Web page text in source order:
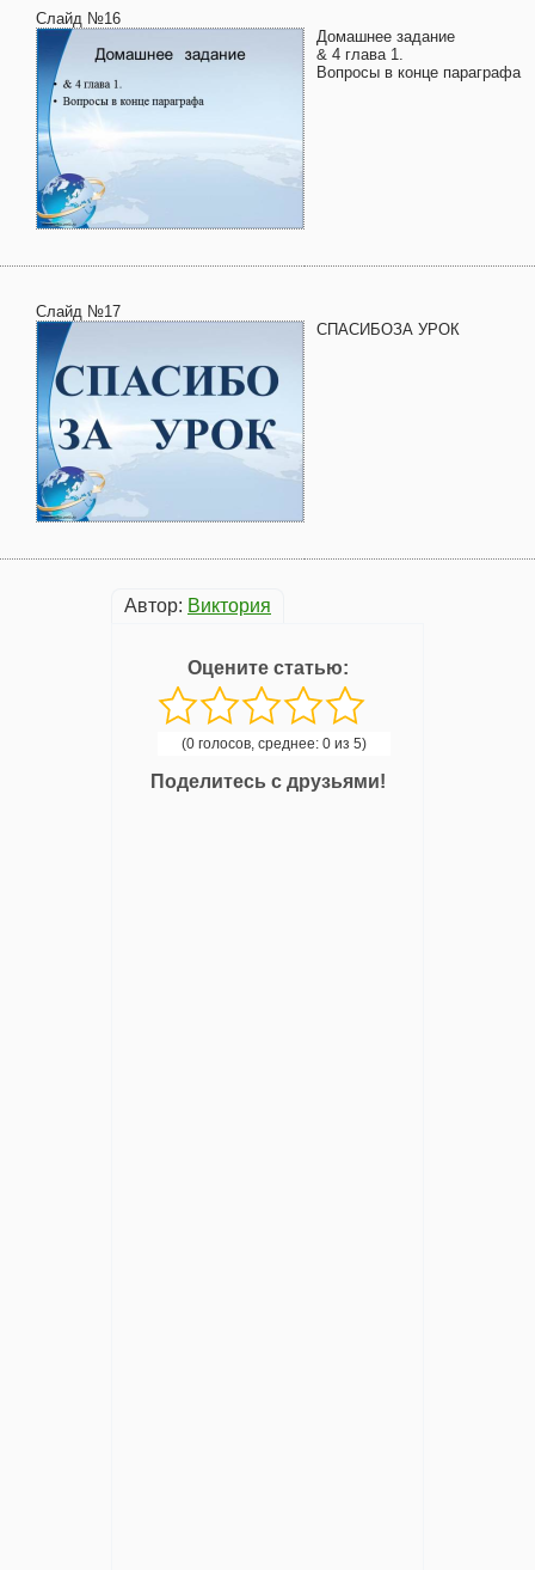
Слайд №16
Домашнее задание
& 4 глава 1.
Вопросы в конце параграфа
Слайд №17
СПАСИБОЗА УРОК
Автор: Виктория
Оцените статью:
(0 голосов, среднее: 0 из 5)
Поделитесь с друзьями!